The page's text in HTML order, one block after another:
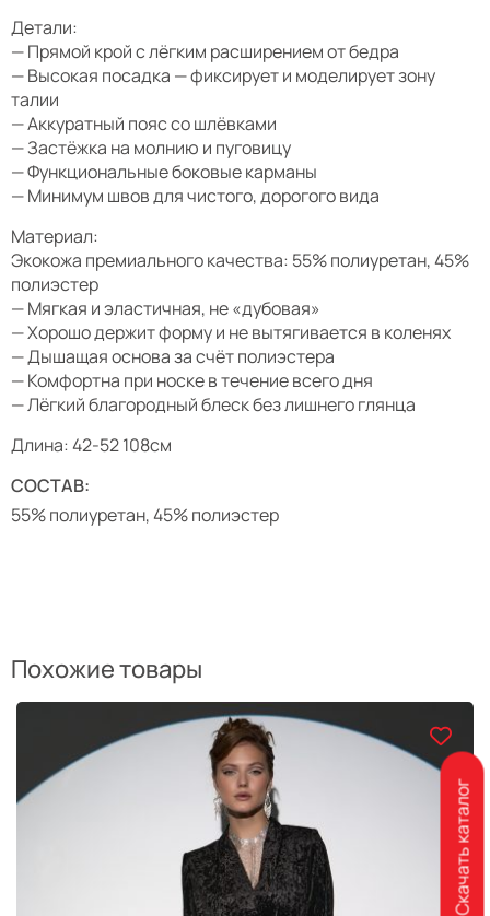
Детали:
— Прямой крой с лёгким расширением от бедра
— Высокая посадка — фиксирует и моделирует зону
талии
— Аккуратный пояс со шлёвками
— Застёжка на молнию и пуговицу
— Функциональные боковые карманы
— Минимум швов для чистого, дорогого вида
Материал:
Экокожа премиального качества: 55% полиуретан, 45%
полиэстер
— Мягкая и эластичная, не «дубовая»
— Хорошо держит форму и не вытягивается в коленях
— Дышащая основа за счёт полиэстера
— Комфортна при носке в течение всего дня
— Лёгкий благородный блеск без лишнего глянца
Длина: 42-52 108см
СОСТАВ:
55% полиуретан, 45% полиэстер
Похожие товары
Скачать каталог